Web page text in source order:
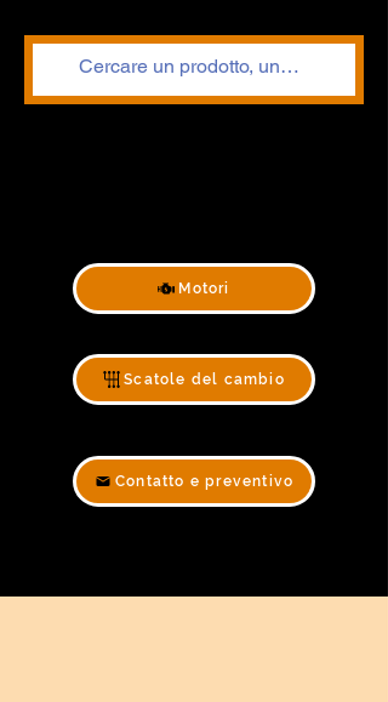
Motori
Scatole del cambio
Contatto e preventivo